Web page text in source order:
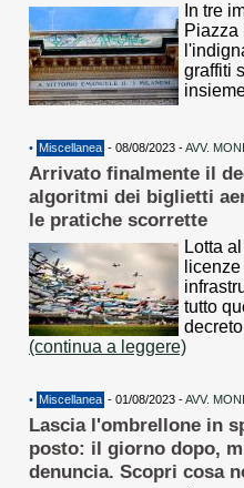
In tre
Piazza
graffiti
• Miscellanea - 08/08/2023 -AVV.
Arrivato finalmente il
algoritmi dei biglietti
le pratiche scorrette
Lotta
tutto
(continua a leggere)
• Miscellanea - 01/08/2023 -AVV.
Lascia l'ombrellone in
posto: il giorno dopo,
denuncia. Scopri cosa